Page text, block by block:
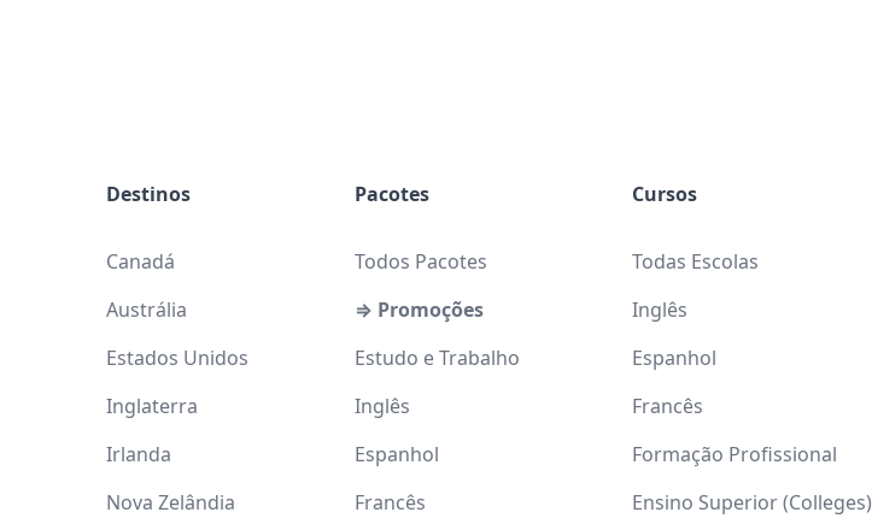
Destinos
Canadá
Austrália
Estados Unidos
Inglaterra
Irlanda
Nova Zelândia
Pacotes
Todos Pacotes
⇒ Promoções
Estudo e Trabalho
Inglês
Espanhol
Francês
Cursos
Todas Escolas
Inglês
Espanhol
Francês
Formação Profissional
Ensino Superior (Colleges)